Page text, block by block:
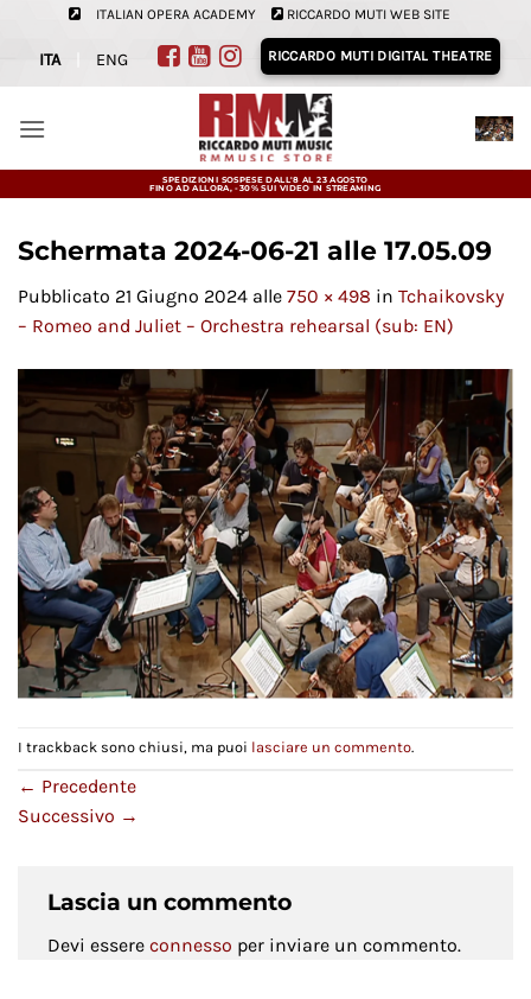
contenuti
ITALIAN OPERA ACADEMY RICCARDO MUTI WEB SITE
ITA ENG RICCARDO MUTI DIGITAL THEATRE
SPEDIZIONI SOSPESE DALL'8 AL 23 AGOSTO
FINO AD ALLORA, -30% SUI VIDEO IN STREAMING
Schermata 2024-06-21 alle 17.05.09
Pubblicato 21 Giugno 2024 alle 750 × 498 in Tchaikovsky
– Romeo and Juliet – Orchestra rehearsal (sub: EN)
I trackback sono chiusi, ma puoi lasciare un commento.
← Precedente
Successivo →
Lascia un commento
Devi essere connesso per inviare un commento.